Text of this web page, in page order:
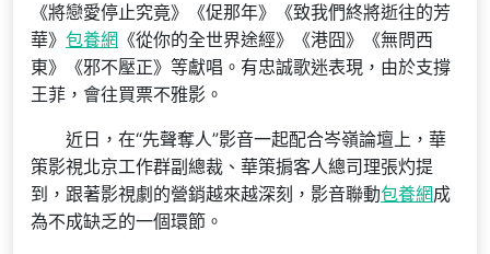
《將戀愛停止究竟》《促那年》《致我們終將逝往的芳
華》 包養網 《從你的全世界途經》《港囧》《無問西
東》《邪不壓正》等獻唱。有忠誠歌迷表現，由於支撐
王菲，會往買票不雅影。
近日，在“先聲奪人”影音一起配合岑嶺論壇上，華
策影視北京工作群副總裁、華策掮客人總司理張灼提
到，跟著影視劇的營銷越來越深刻，影音聯動包養網成
為不成缺乏的一個環節。